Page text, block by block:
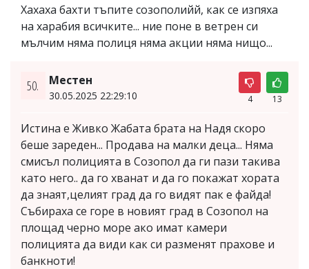
Хахаха бахти тъпите созополийй, как се изпяха
на харабия всичките... ние поне в ветрен си
мълчим няма полиця няма акции няма нищо...
50. Местен
30.05.2025 22:29:10 4 13
Истина е Живко Жабата брата на Надя скоро
беше зареден... Продава на малки деца... Няма
смисъл полицията в Созопол да ги пази такива
като него.. да го хванат и да го покажат хората
да знаят,целият град да го видят пак е файда!
Събираха се горе в новият град в Созопол на
площад черно море ако имат камери
полицията да види как си разменят прахове и
банкноти!